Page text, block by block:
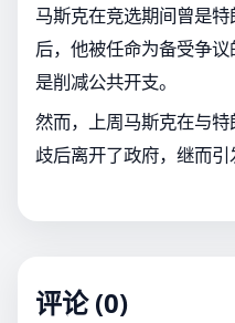
马斯克在竞选期间曾是
后，他被任命为备受争
是削减公共开支。
然而，上周马斯克在与
歧后离开了政府，继而引
评论 (0)